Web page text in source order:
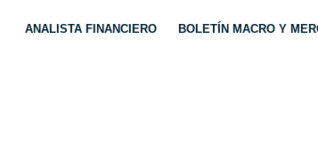
ANALISTA FINANCIERO BOLETÍN MACRO Y